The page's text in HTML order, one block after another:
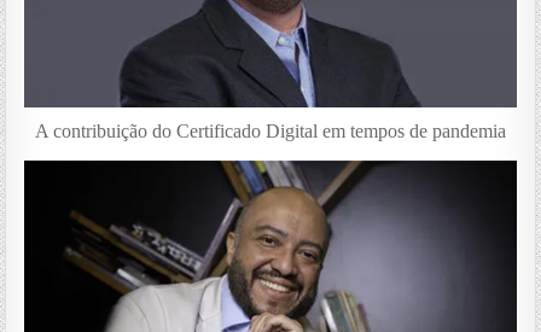
A contribuição do Certificado Digital em tempos de pandemia